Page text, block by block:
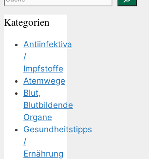
Kategorien
Antiinfektiva
/
Impfstoffe
Atemwege
Blut,
Blutbildende
Organe
Gesundheitstipps
/
Ernährung